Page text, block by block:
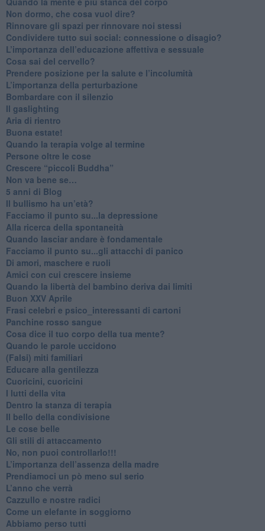
Non dormo, che cosa vuol dire?
​Rinnovare gli spazi per rinnovare noi stessi
​Condividere tutto sui social: connessione o disagio?
​L’importanza dell’educazione affettiva e sessuale
​Cosa sai del cervello?
Prendere posizione per la salute e l’incolumità
L’importanza della perturbazione
​Bombardare con il silenzio
Il gaslighting
Aria di rientro
Buona estate!
​Quando la terapia volge al termine
​Persone oltre le cose
​Crescere “piccoli Buddha”
Non va bene se…
​5 anni di Blog
​Il bullismo ha un’età?
Facciamo il punto su...la depressione
​Alla ricerca della spontaneità
​Quando lasciar andare è fondamentale
Facciamo il punto su...gli attacchi di panico
Di amori, maschere e ruoli
​Amici con cui crescere insieme
​Quando la libertà del bambino deriva dai limiti
Buon XXV Aprile
​Frasi celebri e psico_interessanti di cartoni
​Panchine rosso sangue
​Cosa dice il tuo corpo della tua mente?
​Quando le parole uccidono
​(Falsi) miti familiari
​Educare alla gentilezza
​Cuoricini, cuoricini
I lutti della vita
​Dentro la stanza di terapia
​Il bello della condivisione
Le cose belle
​Gli stili di attaccamento
No, non puoi controllarlo!!!
​L’importanza dell’assenza della madre
​Prendiamoci un pò meno sul serio
​L’anno che verrà
​Cazzullo e nostre radici
​Come un elefante in soggiorno
​Abbiamo perso tutti